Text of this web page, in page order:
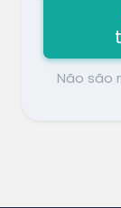
Não são